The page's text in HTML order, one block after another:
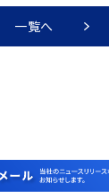
一覧へ